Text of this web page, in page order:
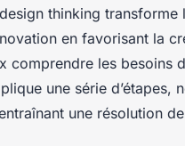
thinking transforme
en favorisant la
comprendre les besoins
une série d’étapes,
une résolution